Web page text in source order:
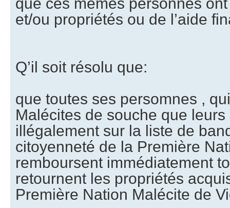
et/ou propriétés ou de l’aide
Q’il soit résolu que:
que toutes ses persomnes ,
Malécites de souche que
illégalement sur la liste de
citoyenneté de la Première
remboursent immédiatement
retournent les propriétés
Première Nation Malécite de